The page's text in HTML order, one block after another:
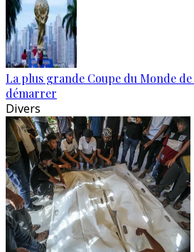
La plus grande Coupe du Monde de
démarrer
Divers